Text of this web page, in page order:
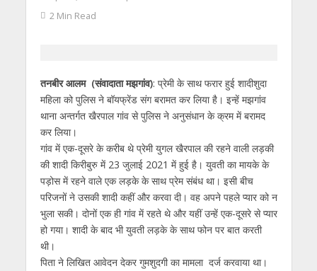
2 Min Read
तनबीर आलम (संवादाता मझगांव): प्रेमी के साथ फरार हुई शादीशुदा
महिला को पुलिस ने बॉयफ्रेंड संग बरामत कर लिया है। इन्हें मझगांव
थाना अन्तर्गत खैरपाल गांव से पुलिस ने अनुसंधान के क्रम में बरामद
कर लिया।
गांव में एक-दूसरे के करीब थे प्रेमी युगल खैरपाल की रहने वाली लड़की
की शादी किरीबुरु में 23 जुलाई 2021 में हुई है। युवती का मायके के
पड़ोस में रहने वाले एक लड़के के साथ प्रेम संबंध था। इसी बीच
परिजनों ने उसकी शादी कहीं और करवा दी। वह अपने पहले प्यार को न
भुला सकी। दोनों एक ही गांव में रहते थे और यहीं उन्हें एक-दूसरे से प्यार
हो गया। शादी के बाद भी युवती लड़के के साथ फोन पर बात करती
थी।
पिता ने लिखित आवेदन देकर गुमशुदगी का मामला दर्ज करवाया था।